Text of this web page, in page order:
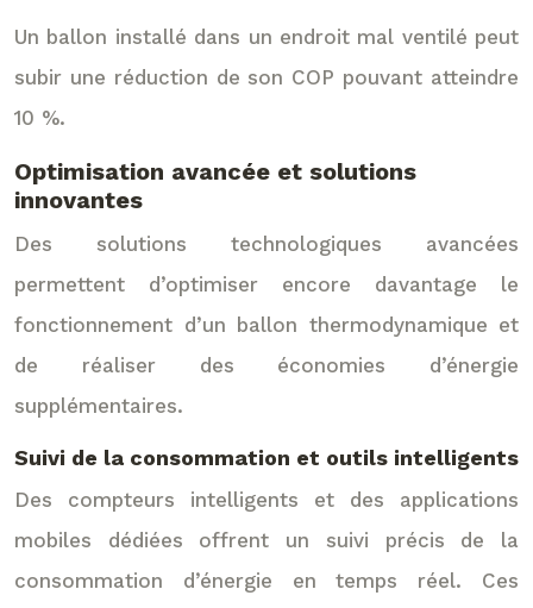
Un ballon installé dans un endroit mal ventilé peut
subir une réduction de son COP pouvant atteindre
10 %.
Optimisation avancée et solutions
innovantes
Des solutions technologiques avancées
permettent d’optimiser encore davantage le
fonctionnement d’un ballon thermodynamique et
de réaliser des économies d’énergie
supplémentaires.
Suivi de la consommation et outils intelligents
Des compteurs intelligents et des applications
mobiles dédiées offrent un suivi précis de la
consommation d’énergie en temps réel. Ces